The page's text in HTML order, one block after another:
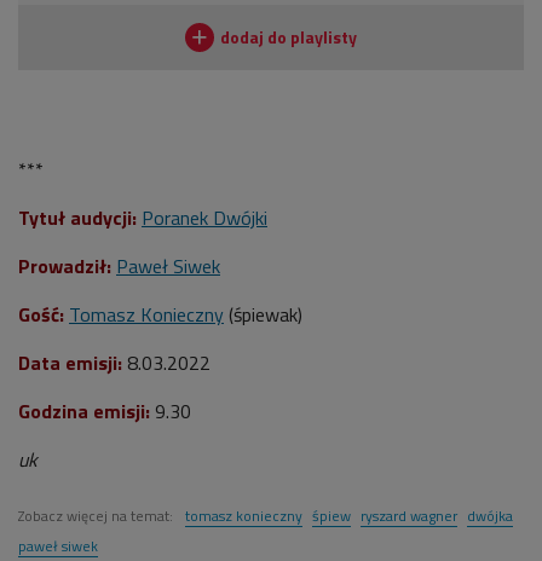
***
Tytuł audycji: Poranek Dwójki
Prowadził: Paweł Siwek
Gość: Tomasz Konieczny (śpiewak)
Data emisji: 8.03.2022
Godzina emisji: 9.30
uk
Zobacz więcej na temat: tomasz konieczny śpiew ryszard wagner dwójka
paweł siwek